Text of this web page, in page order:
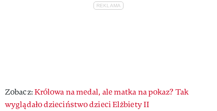
Zobacz:Królowa na medal, ale matka na pokaz? Tak
wyglądało dzieciństwo dzieci Elżbiety II